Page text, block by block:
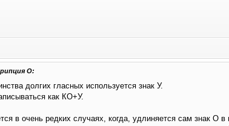
О:
долгих гласных используется знак У.
как КО+У.
в очень редких случаях, когда, удлиняется сам знак О